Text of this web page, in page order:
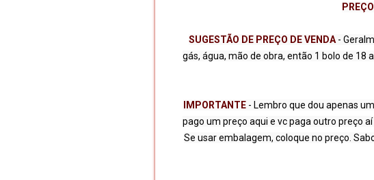
SUGESTÃO DE PREÇO DE VENDA -
gás, água, mão de obra, então 1 bolo de 18
IMPORTANTE - Lembro que dou apenas
pago um preço aqui e vc paga outro preço
Se usar embalagem, coloque no preço.